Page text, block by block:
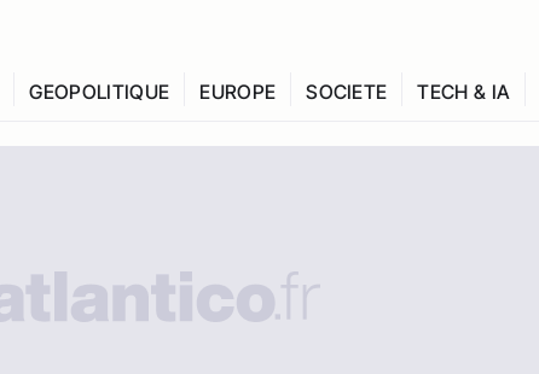
GEOPOLITIQUE EUROPE SOCIETE TECH & IA